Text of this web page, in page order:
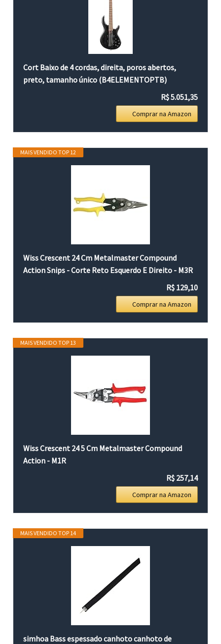
Cort Baixo de 4 cordas, direita, poros abertos,
preto, tamanho único (B4ELEMENTOPTB)
R$ 5.051,35
Comprar na Amazon
MAIS VENDIDO TOP 12
Wiss Crescent 24 Cm Metalmaster Compound
Action Snips - Corte Reto Esquerdo E Direito - M3R
R$ 129,10
Comprar na Amazon
MAIS VENDIDO TOP 13
Wiss Crescent 24 5 Cm Metalmaster Compound
Action - M1R
R$ 257,14
Comprar na Amazon
MAIS VENDIDO TOP 14
simhoa Bass espessado canhoto canhoto de